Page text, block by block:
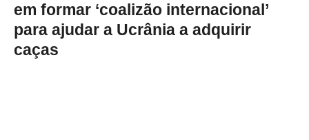
em formar ‘coalizão internacional’
para ajudar a Ucrânia a adquirir
caças